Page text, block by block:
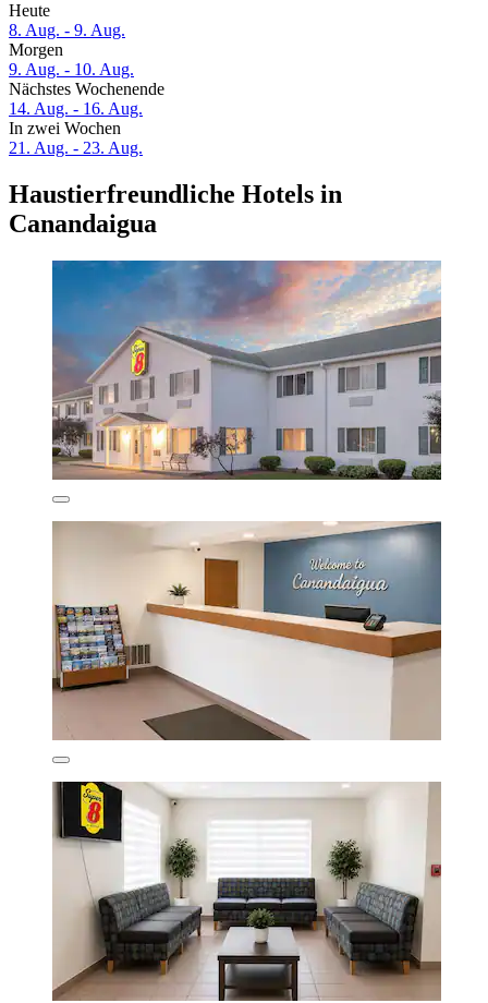
Heute
8. Aug. - 9. Aug.
Morgen
9. Aug. - 10. Aug.
Nächstes Wochenende
14. Aug. - 16. Aug.
In zwei Wochen
21. Aug. - 23. Aug.
Haustierfreundliche Hotels in
Canandaigua